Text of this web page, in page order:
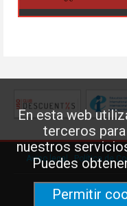
En esta web
terceros
nuestros
Puedes
Permitir
Aviso legal·Política de
Federación de